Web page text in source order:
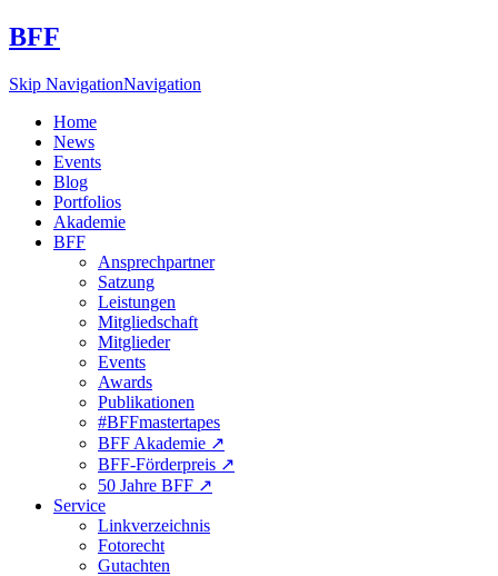
BFF
Skip NavigationNavigation
Home
News
Events
Blog
Portfolios
Akademie
BFF
Ansprechpartner
Satzung
Leistungen
Mitgliedschaft
Mitglieder
Events
Awards
Publikationen
#BFFmastertapes
BFF Akademie ↗︎
BFF-Förderpreis ↗︎
50 Jahre BFF ↗︎
Service
Linkverzeichnis
Fotorecht
Gutachten